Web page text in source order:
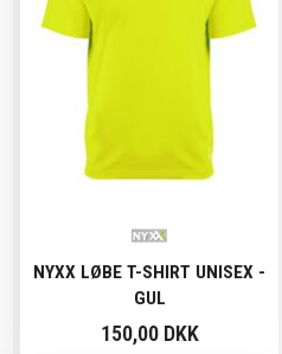
NYXX LØBE T-SHIRT UNISEX -
GUL
150,00 DKK